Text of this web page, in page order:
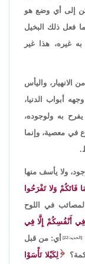
إلى أي وضع هو
فعل ذلك البخيل
غيره، هذا غير
واليأس
أبواب الدنيا،
به ولوجوده،
في معصية، وإنما
ولا يأسف منها
فَاتَكُمْ وَلا تَفْرَحُوا
في اللوح
أَنْفُسِكُمْ إِلَّا فِي
[الحديد:22]
أي: من قبل
لِكَيْلا تَأْسَوْا